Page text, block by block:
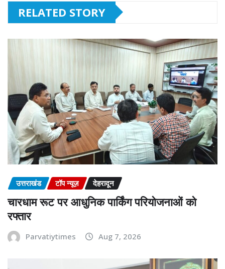
RELATED STORY
उत्तराखंड टॉप न्यूज़ देहरादून
चारधाम रूट पर आधुनिक पार्किंग परियोजनाओं को
रफ्तार
Parvatiytimes Aug 7, 2026